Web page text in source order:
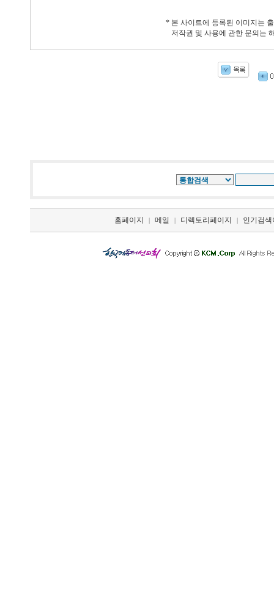
* 본 사이트에 등록된 이미지는
저작권 및 사용에 관한 문의는
홈페이지 | 메일 | 디렉토리페이지 | 인기검색